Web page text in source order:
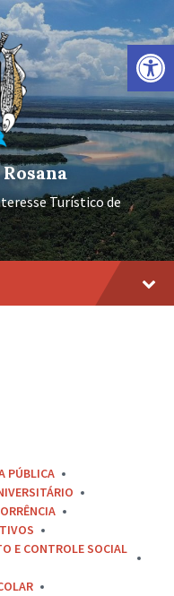
Barra de Ferramentas Aberta
Turístico de
PÚBLICA
E CONTROLE SOCIAL